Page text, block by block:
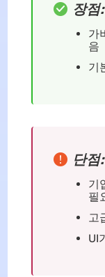
장점:
가
음
기
단점:
기
필
고
UI